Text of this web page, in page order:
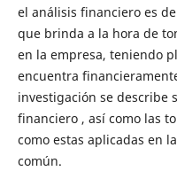
el análisis financiero es
que brinda a la hora de
en la empresa, teniendo
encuentra
investigación se describe
financiero , así como las
como estas aplicadas en
común.